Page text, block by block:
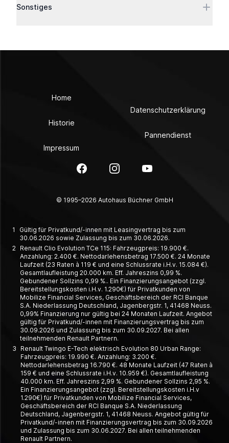
Sonstiges
Home
Historie
Impressum
Datenschutzerklärung
Pannendienst
FacebookInstagramYouTube
© 1995–2026 Autohaus Büchner GmbH
1
Gültig für Privatkund/-innen mit Leasingvertrag bis zum
30.06.2026 sowie Zulassung bis zum 30.06.2026.
2
Renault Clio Evolution TCe 115: Fahrzeugpreis: 19.900 €.
Anzahlung: 2.400 €. Nettodarlehensbetrag 17.500 €. 24 Monate
Laufzeit (23 Raten à 119 € und eine Schlussrate i.H.v. 15.084 €).
Gesamtlaufleistung 20.000 km. Eff. Jahreszins 0,99 %.
Gebundener Sollzins 0,99 %.. Ein Finanzierungsangebot (zzgl.
Bereitstellungskosten i.H.v. 1.290€) für Privatkunden von
Mobilize Financial Services, Geschäftsbereich der RCI Banque
S.A. Niederlassung Deutschland, Jagenbergstr. 1, 41468 Neuss.
0,99% Finanzierung nur gültig bei 24 Monaten Laufzeit. Angebot
gültig für Privatkund/-innen mit Finanzierungsvertrag bis zum
30.09.2026 und Zulassung bis zum 30.09.2027. Bei allen
teilnehmenden Renault Partnern.
3
Renault Twingo E-Tech elektrisch Evolution 80 Urban Range:
Fahrzeugpreis: 19.990 €. Anzahlung: 3.200 €.
Nettodarlehensbetrag 16.790 €. 48 Monate Laufzeit (47 Raten à
159 € und eine Schlussrate i.H.v. 10.959 €). Gesamtlaufleistung
40.000 km. Eff. Jahreszins 2,99 %. Gebundener Sollzins 2,95 %.
Ein Finanzierungsangebot (zzgl. Bereitstellungskosten i.H.v
1.290€) für Privatkunden von Mobilize Financial Services,
Geschäftsbereich der RCI Banque S.A. Niederlassung
Deutschland, Jagenbergstr. 1, 41468 Neuss. Angebot gültig für
Privatkund/-innen mit Finanzierungsvertrag bis zum 30.09.2026
und Zulassung bis zum 30.06.2027. Bei allen teilnehmenden
Renault Partnern.